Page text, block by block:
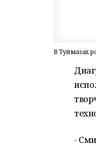
В Туймазах
-